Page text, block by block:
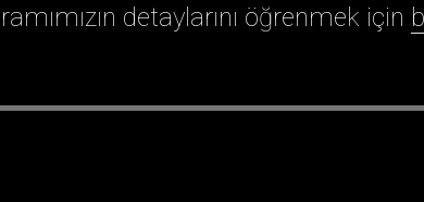
detaylarını öğrenmek için